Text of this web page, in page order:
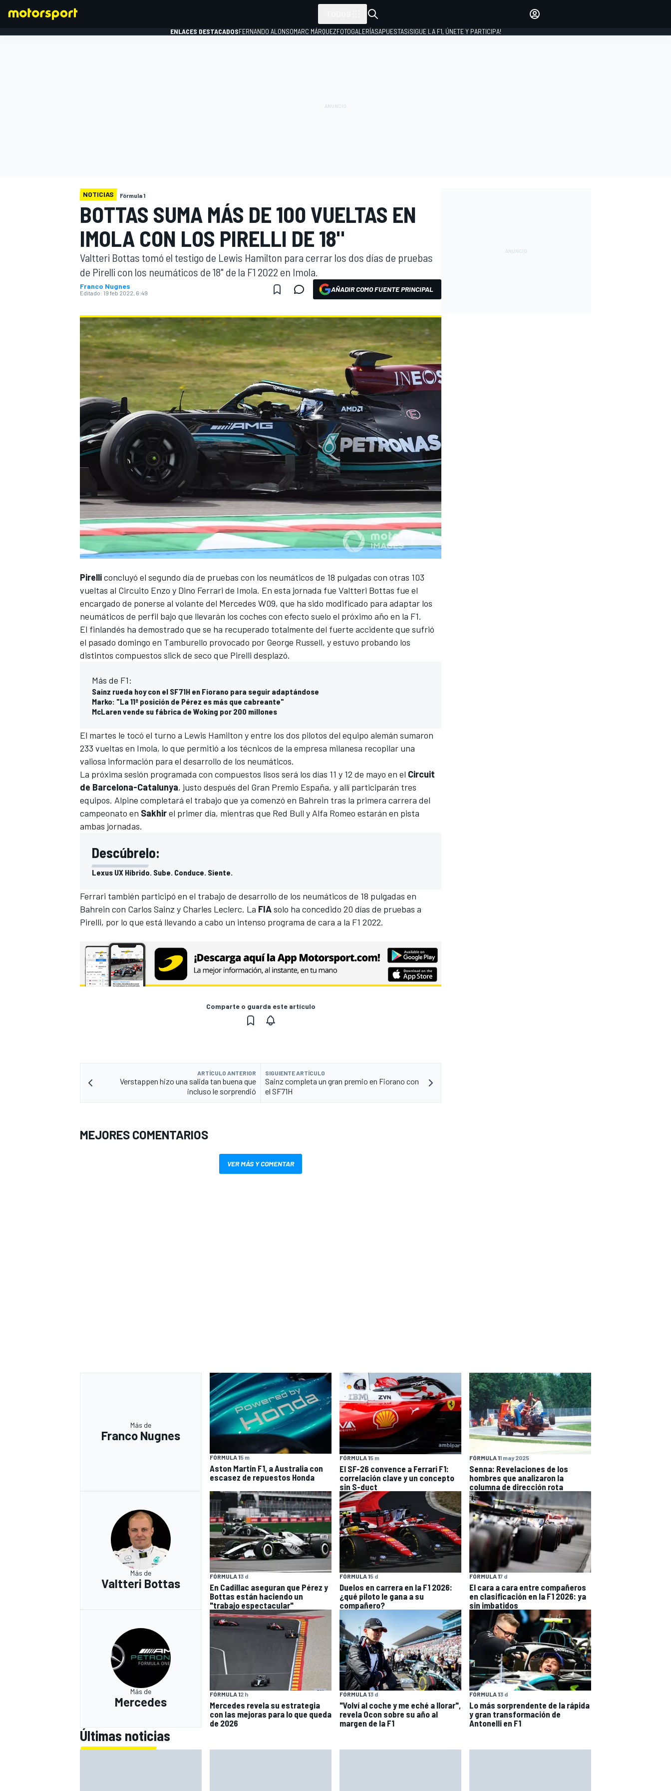
WEC FÓRMULA E
ENLACES DESTACADOSFERNANDO ALONSOMARC MÁRQUEZFOTOGALERÍASAPUESTAS¡SIGUE LA F1, ÚNETE Y PARTICIPA!
NOTICIAS Fórmula 1
BOTTAS SUMA MÁS DE 100 VUELTAS EN
IMOLA CON LOS PIRELLI DE 18"
Valtteri Bottas tomó el testigo de Lewis Hamilton para cerrar los dos días de pruebas
de Pirelli con los neumáticos de 18" de la F1 2022 en Imola.
Franco Nugnes
Editado: 19 feb 2022, 6:49 AÑADIR COMO FUENTE PRINCIPAL
Pirelliconcluyó el segundo día de pruebas con los neumáticos de 18 pulgadas con otras 103
vueltas al Circuito Enzo y Dino Ferrari de Imola. En esta jornada fue Valtteri Bottas fue el
encargado de ponerse al volante del Mercedes W09, que ha sido modificado para adaptar los
neumáticos de perfil bajo que llevarán los coches con efecto suelo el próximo año en la F1.
El finlandés ha demostrado que se ha recuperado totalmente del fuerte accidente que sufrió
el pasado domingo en Tamburello provocado por George Russell, y estuvo probando los
distintos compuestos slick de seco que Pirelli desplazó.
Más de F1:
Sainz rueda hoy con el SF71H en Fiorano para seguir adaptándose
Marko: "La 11ª posición de Pérez es más que cabreante"
McLaren vende su fábrica de Woking por 200 millones
El martes le tocó el turno a Lewis Hamilton y entre los dos pilotos del equipo alemán sumaron
233 vueltas en Imola, lo que permitió a los técnicos de la empresa milanesa recopilar una
valiosa información para el desarrollo de los neumáticos.
La próxima sesión programada con compuestos lisos será los días 11 y 12 de mayo en el Circuit
de Barcelona-Catalunya, justo después del Gran Premio España, y allí participarán tres
equipos. Alpine completará el trabajo que ya comenzó en Bahrein tras la primera carrera del
campeonato en Sakhirel primer día, mientras que Red Bull y Alfa Romeo estarán en pista
ambas jornadas.
Descúbrelo:
Lexus UX Híbrido. Sube. Conduce. Siente.
Ferrari también participó en el trabajo de desarrollo de los neumáticos de 18 pulgadas en
Bahrein con Carlos Sainz y Charles Leclerc. La FIAsolo ha concedido 20 días de pruebas a
Pirelli, por lo que está llevando a cabo un intenso programa de cara a la F1 2022.
Comparte o guarda este artículo
ARTÍCULO ANTERIOR
Verstappen hizo una salida tan buena que
incluso le sorprendió
SIGUIENTE ARTÍCULO
Sainz completa un gran premio en Fiorano con
el SF71H
MEJORES COMENTARIOS
VER MÁS Y COMENTAR
Más de
Franco Nugnes
FÓRMULA 15 m
Aston Martin F1, a Australia con
escasez de repuestos Honda
FÓRMULA 15 m
El SF-26 convence a Ferrari F1:
correlación clave y un concepto
sin S-duct
FÓRMULA 11 may 2025
Senna: Revelaciones de los
hombres que analizaron la
columna de dirección rota
Más de
Valtteri Bottas
FÓRMULA 13 d
En Cadillac aseguran que Pérez y
Bottas están haciendo un
"trabajo espectacular"
FÓRMULA 15 d
Duelos en carrera en la F1 2026:
¿qué piloto le gana a su
compañero?
FÓRMULA 17 d
El cara a cara entre compañeros
en clasificación en la F1 2026: ya
sin imbatidos
Más de
Mercedes
FÓRMULA 12 h
Mercedes revela su estrategia
con las mejoras para lo que queda
de 2026
FÓRMULA 13 d
"Volví al coche y me eché a llorar",
revela Ocon sobre su año al
margen de la F1
FÓRMULA 13 d
Lo más sorprendente de la rápida
y gran transformación de
Antonelli en F1
Últimas noticias